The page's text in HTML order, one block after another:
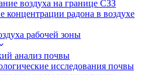
воздуха на границе СЗЗ
концентрации радона в воздухе
рабочей зоны
анализ почвы
исследования почвы